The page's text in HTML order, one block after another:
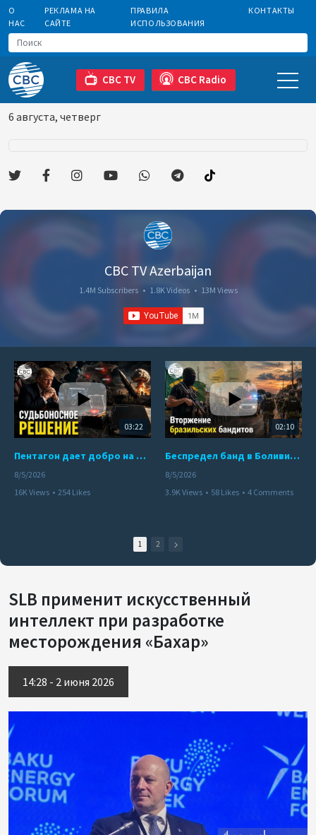
О
НАС
РЕКЛАМА НА
САЙТЕ
ПРАВИЛА
ИСПОЛЬЗОВАНИЯ
КОНТАКТЫ
CBC TV CBC Radio
6 августа, четверг
CBC TV Azerbaijan
1.4M Subscribers • 1.8K Videos • 13M Views
03:22
Пентагон дает добро на ядерный удар по противникам США
8/5/2026
16K Views • 254 Likes
02:10
Беспредел банд в Боливии. Расправы над наркоторговцами
8/5/2026
3.9K Views • 58 Likes • 4 Comments
1 2
SLB применит искусственный
интеллект при разработке
месторождения «Бахар»
14:28 - 2 июня 2026